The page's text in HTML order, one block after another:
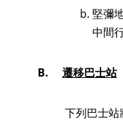
堅彌
中間
B. 遷移巴士站
下列巴士